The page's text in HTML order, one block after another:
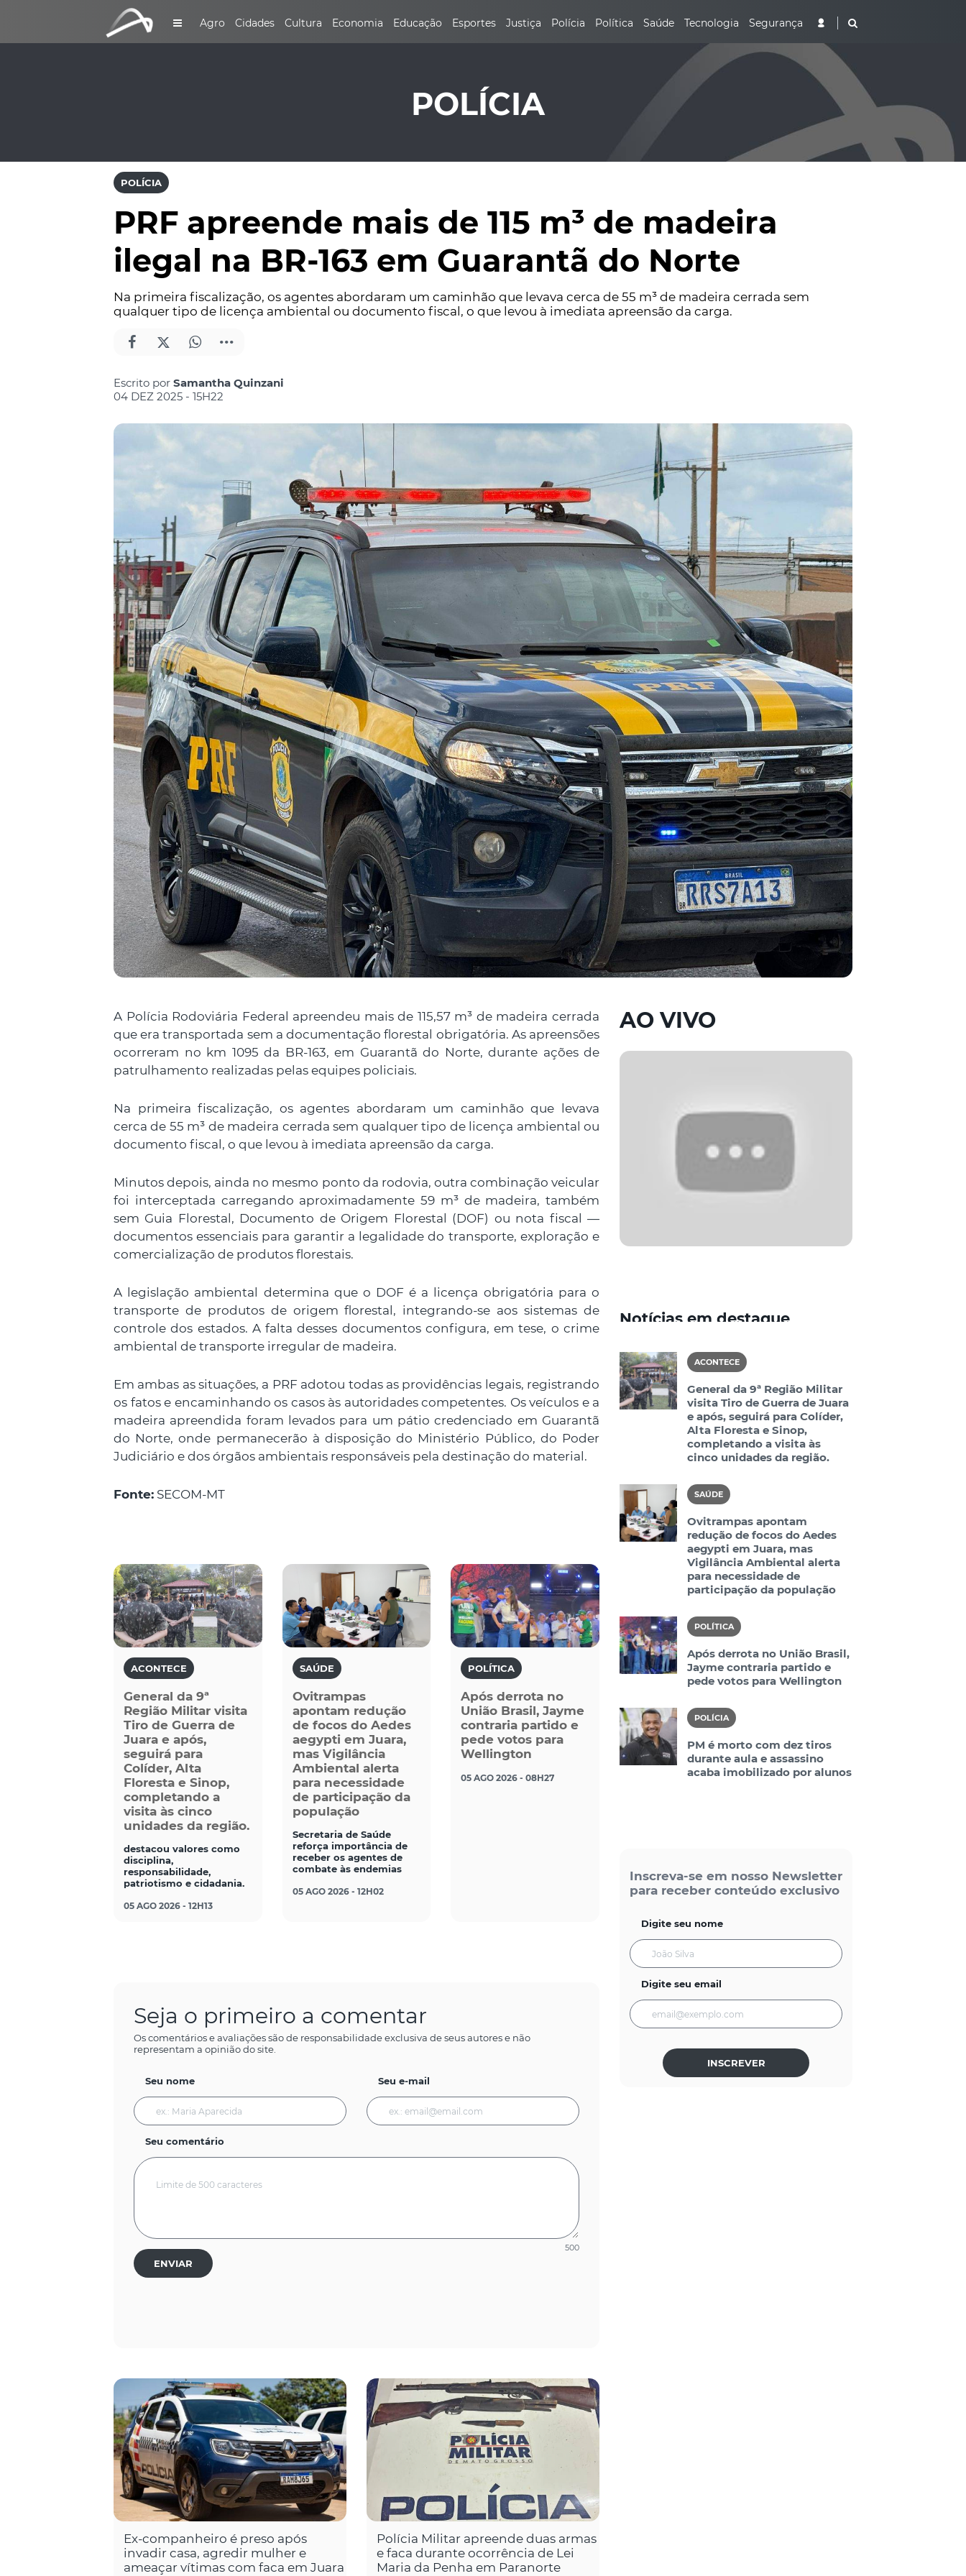
Agro Cidades Cultura Economia Educação Esportes Justiça Polícia Política Saúde Tecnologia Segurança
POLÍCIA
POLÍCIA
PRF apreende mais de 115 m³ de madeira
ilegal na BR-163 em Guarantã do Norte
Na primeira fiscalização, os agentes abordaram um caminhão que levava cerca de 55 m³ de madeira cerrada sem
qualquer tipo de licença ambiental ou documento fiscal, o que levou à imediata apreensão da carga.
Escrito por Samantha Quinzani
04 DEZ 2025 - 15H22
A Polícia Rodoviária Federal apreendeu mais de 115,57 m³ de madeira cerrada
que era transportada sem a documentação florestal obrigatória. As apreensões
ocorreram no km 1095 da BR-163, em Guarantã do Norte, durante ações de
patrulhamento realizadas pelas equipes policiais.
Na primeira fiscalização, os agentes abordaram um caminhão que levava
cerca de 55 m³ de madeira cerrada sem qualquer tipo de licença ambiental ou
documento fiscal, o que levou à imediata apreensão da carga.
Minutos depois, ainda no mesmo ponto da rodovia, outra combinação veicular
foi interceptada carregando aproximadamente 59 m³ de madeira, também
sem Guia Florestal, Documento de Origem Florestal (DOF) ou nota fiscal —
documentos essenciais para garantir a legalidade do transporte, exploração e
comercialização de produtos florestais.
A legislação ambiental determina que o DOF é a licença obrigatória para o
transporte de produtos de origem florestal, integrando-se aos sistemas de
controle dos estados. A falta desses documentos configura, em tese, o crime
ambiental de transporte irregular de madeira.
Em ambas as situações, a PRF adotou todas as providências legais, registrando
os fatos e encaminhando os casos às autoridades competentes. Os veículos e a
madeira apreendida foram levados para um pátio credenciado em Guarantã
do Norte, onde permanecerão à disposição do Ministério Público, do Poder
Judiciário e dos órgãos ambientais responsáveis pela destinação do material.
Fonte: SECOM-MT
ACONTECE
General da 9ª
Região Militar visita
Tiro de Guerra de
Juara e após,
seguirá para
Colíder, Alta
Floresta e Sinop,
completando a
visita às cinco
unidades da região.
destacou valores como
disciplina,
responsabilidade,
patriotismo e cidadania.
05 AGO 2026 - 12H13
SAÚDE
Ovitrampas
apontam redução
de focos do Aedes
aegypti em Juara,
mas Vigilância
Ambiental alerta
para necessidade
de participação da
população
Secretaria de Saúde
reforça importância de
receber os agentes de
combate às endemias
05 AGO 2026 - 12H02
POLÍTICA
Após derrota no
União Brasil, Jayme
contraria partido e
pede votos para
Wellington
05 AGO 2026 - 08H27
Seja o primeiro a comentar
Os comentários e avaliações são de responsabilidade exclusiva de seus autores e não
representam a opinião do site.
Seu nome Seu e-mail
Seu comentário
500
ENVIAR
Ex-companheiro é preso após
invadir casa, agredir mulher e
ameaçar vítimas com faca em Juara
Polícia Militar apreende duas armas
e faca durante ocorrência de Lei
Maria da Penha em Paranorte
AO VIVO
ACONTECE
General da 9ª Região Militar
visita Tiro de Guerra de Juara
e após, seguirá para Colíder,
Alta Floresta e Sinop,
completando a visita às
cinco unidades da região.
SAÚDE
Ovitrampas apontam
redução de focos do Aedes
aegypti em Juara, mas
Vigilância Ambiental alerta
para necessidade de
participação da população
POLÍTICA
Após derrota no União Brasil,
Jayme contraria partido e
pede votos para Wellington
POLÍCIA
PM é morto com dez tiros
durante aula e assassino
acaba imobilizado por alunos
Inscreva-se em nosso Newsletter
para receber conteúdo exclusivo
Digite seu nome
Digite seu email
INSCREVER
Notícias em destaque